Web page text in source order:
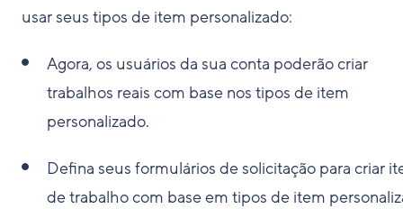
usar seus tipos de item personalizado:
Agora, os usuários da sua conta poderão criar
trabalhos reais com base nos tipos de item
personalizado.
Defina seus formulários de solicitação para criar
de trabalho com base em tipos de item